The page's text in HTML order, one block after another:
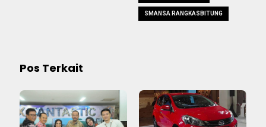
SMANSA RANGKASBITUNG
Pos Terkait